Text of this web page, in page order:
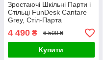
Зростаючі Шкільні Парти і
Стільці FunDesk Cantare
Grey, Стіл-Парта
Школярів та Дошкільнят
4 490 ₴ 6 500 ₴
Купити